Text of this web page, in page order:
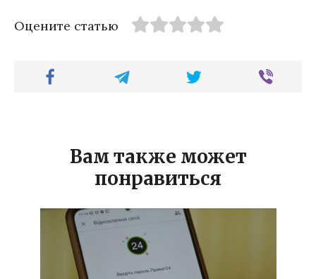
Оцените статью
Вам также может
понравиться